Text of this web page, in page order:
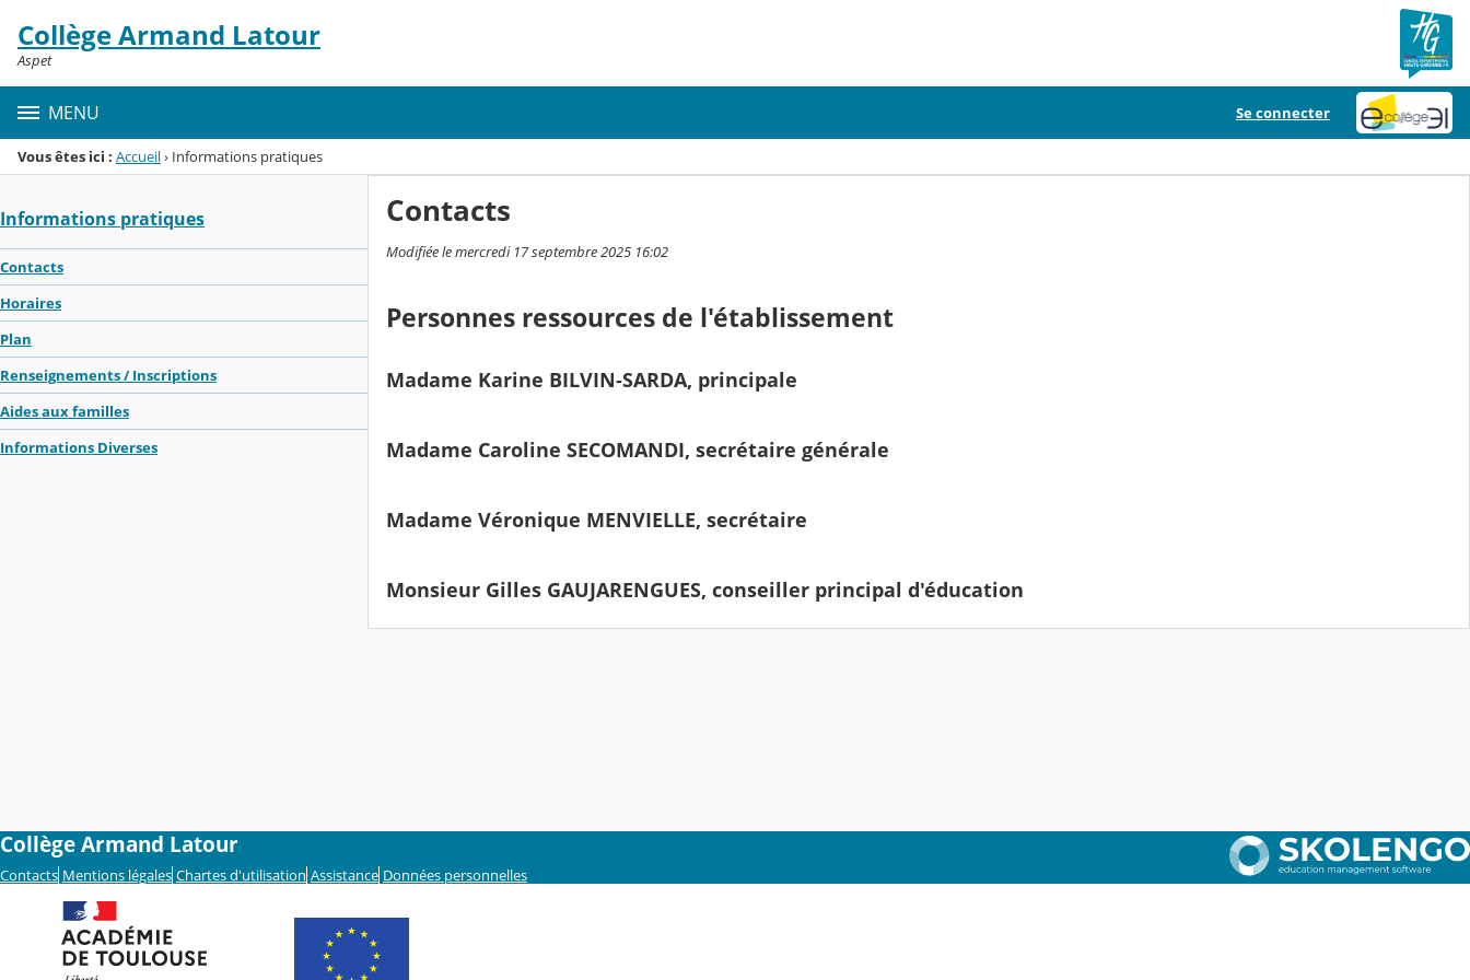
Menu de la rubrique
Contenu
Collège Armand Latour
Aspet
MENU Se connecter
Vous êtes ici : Accueil› Informations pratiques
Informations pratiques
Contacts
Horaires
Plan
Renseignements / Inscriptions
Aides aux familles
Informations Diverses
Contacts
Modifiée le mercredi 17 septembre 2025 16:02
Personnes ressources de l'établissement
Madame Karine BILVIN-SARDA, principale
Madame Caroline SECOMANDI, secrétaire générale
Madame Véronique MENVIELLE, secrétaire
Monsieur Gilles GAUJARENGUES, conseiller principal d'éducation
Collège Armand Latour
Contacts Mentions légales Chartes d'utilisation Assistance Données personnelles